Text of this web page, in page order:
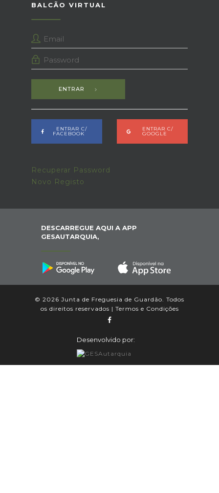
BALCÃO VIRTUAL
ENTRAR
ENTRAR C/
FACEBOOK
ENTRAR C/
GOOGLE
Recuperar Password
Novo Registo
DESCARREGUE AQUI A APP
GESAUTARQUIA,
© 2026 Junta de Freguesia de Guardão. Todos
os direitos reservados | Termos e Condições
Desenvolvido por: